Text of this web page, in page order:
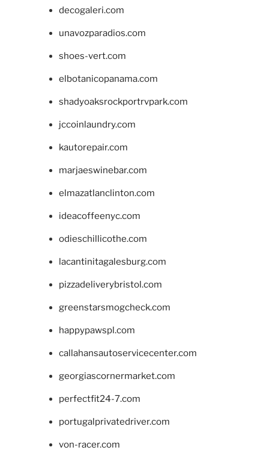
decogaleri.com
unavozparadios.com
shoes-vert.com
elbotanicopanama.com
shadyoaksrockportrvpark.com
jccoinlaundry.com
kautorepair.com
marjaeswinebar.com
elmazatlanclinton.com
ideacoffeenyc.com
odieschillicothe.com
lacantinitagalesburg.com
pizzadeliverybristol.com
greenstarsmogcheck.com
happypawspl.com
callahansautoservicecenter.com
georgiascornermarket.com
perfectfit24-7.com
portugalprivatedriver.com
von-racer.com